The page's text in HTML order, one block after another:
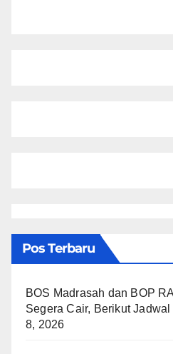
Pos Terbaru
BOS Madrasah dan BOP
Segera Cair, Berikut
8, 2026